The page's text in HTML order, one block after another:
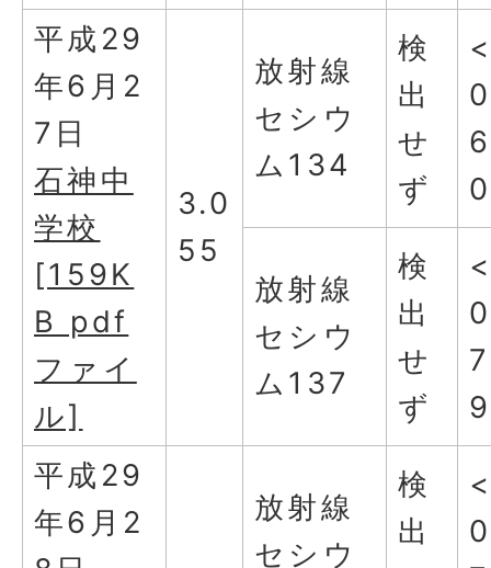
平成29
年6月2
7日
石神中
学校
[159K
B pdf
ファイ
ル]
3.0
55
放射線
セシウ
ム134
検
出
せ
ず
0
放射線
セシウ
ム137
検
出
せ
ず
9
平成29
年6月2
放射線
セシウ
検
出